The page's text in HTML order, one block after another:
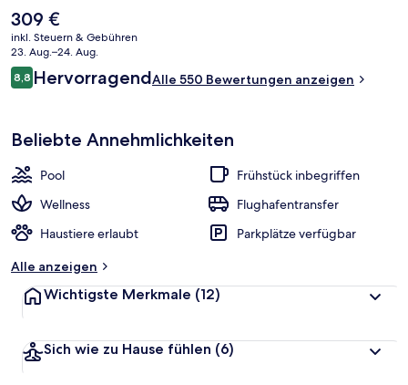
hilfsbereite Personal und das Frühstück sehr gut.
Der
aktuelle
Preis
beträgt
309 €.
309 €
inkl. Steuern & Gebühren
23. Aug.–24. Aug.
Bewertungen
8,88,8 von 10.
HervorragendAlle 550 Bewertungen anzeigen
Beliebte Annehmlichkeiten
Pool
Frühstück inbegriffen
Wellness
Flughafentransfer
Haustiere erlaubt
Parkplätze verfügbar
Alle anzeigen
Wichtigste Merkmale (12)
Sich wie zu Hause fühlen (6)